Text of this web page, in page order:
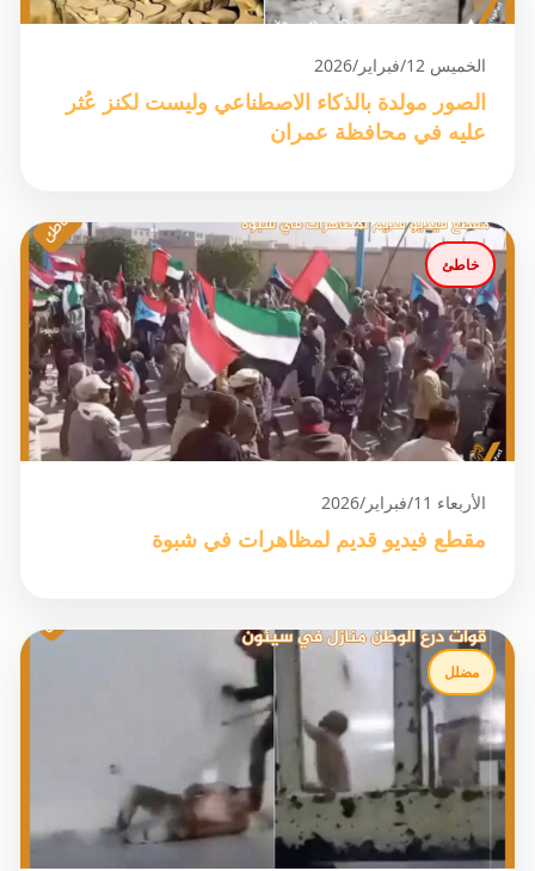
الخميس 12/فبراير/2026
الصور مولدة بالذكاء الاصطناعي وليست لكنز عُثر
عليه في محافظة عمران
خاطئ
الأربعاء 11/فبراير/2026
مقطع فيديو قديم لمظاهرات في شبوة
مضلل